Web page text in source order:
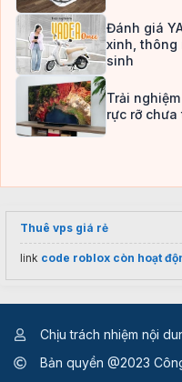
Đánh giá
xinh, thông
sinh
Trải
rực rỡ chưa
Thuê vps giá rẻ
link code roblox còn hoạt
Chịu trách nhiệm nội
Bản quyền @2023